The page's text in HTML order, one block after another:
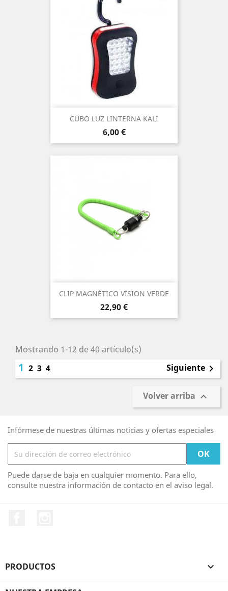
CUBO LUZ LINTERNA KALI
Precio
6,00 €
CLIP MAGNÉTICO VISION VERDE
Precio
22,90 €
Mostrando 1-12 de 40 artículo(s)
1 2 3 4 Siguiente 
Volver arriba 
Infórmese de nuestras últimas noticias y ofertas especiales
Puede darse de baja en cualquier momento. Para ello,
consulte nuestra información de contacto en el aviso legal.
PRODUCTOS 